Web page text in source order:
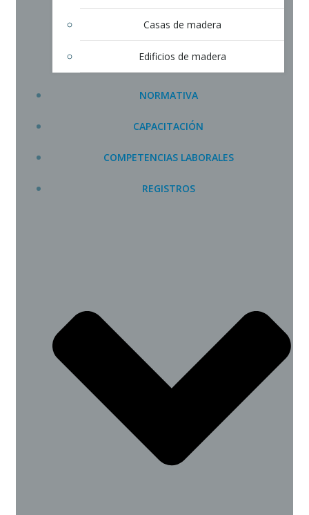
Casas de madera
Edificios de madera
NORMATIVA
CAPACITACIÓN
COMPETENCIAS LABORALES
REGISTROS